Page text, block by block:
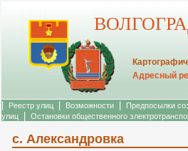
Адресный
Реестр улиц Возможности Предпосылки
улиц
Остановки общественного
с. Александровка